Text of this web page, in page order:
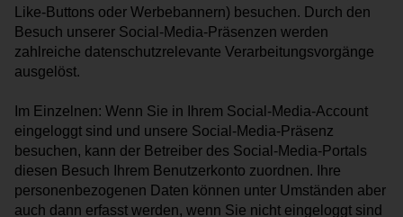
Salesviwer
Unternehmen, die sich
auf Ihrer Internetseite
informieren.
Alle weiteren Arten, die nicht von anderen Kategorien
umfasst sind. In diese Kategorie fallen beispielsweise
Drittanbieterdienste wie die Einbindung von Google-
Maps zur Darstellung von Anfahrtsseiten.
Cookie/Service
Beschreibung
Google Maps
Anzeige einer
Like-Buttons oder Werbebannern) besuchen. Durch den
Besuch unserer Social-Media-Präsenzen werden
zahlreiche datenschutzrelevante Verarbeitungsvorgänge
ausgelöst.
Im Einzelnen: Wenn Sie in Ihrem Social-Media-Account
eingeloggt sind und unsere Social-Media-Präsenz
besuchen, kann der Betreiber des Social-Media-Portals
diesen Besuch Ihrem Benutzerkonto zuordnen. Ihre
personenbezogenen Daten können unter Umständen aber
auch dann erfasst werden, wenn Sie nicht eingeloggt sind